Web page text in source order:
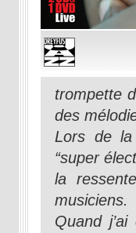
trompette
des
Lors de la
“super
la
musiciens.
Quand